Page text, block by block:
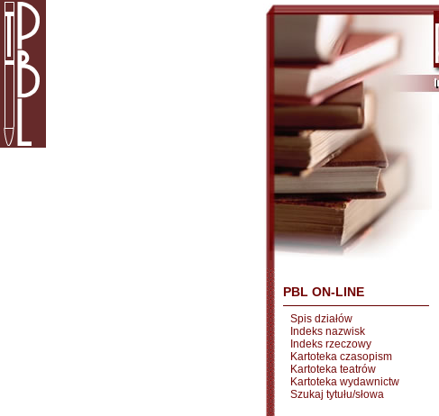
PBL ON-LINE
Spis działów
Indeks nazwisk
Indeks rzeczowy
Kartoteka czasopism
Kartoteka teatrów
Kartoteka wydawnictw
Szukaj tytułu/słowa